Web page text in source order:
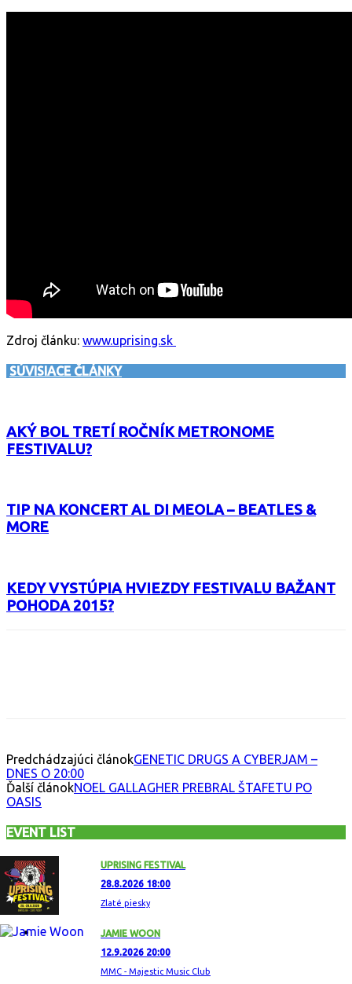
Zdroj článku: www.uprising.sk
SÚVISIACE ČLÁNKY
AKÝ BOL TRETÍ ROČNÍK METRONOME
FESTIVALU?
TIP NA KONCERT AL DI MEOLA – BEATLES &
MORE
KEDY VYSTÚPIA HVIEZDY FESTIVALU BAŽANT
POHODA 2015?
Predchádzajúci článokGENETIC DRUGS A CYBERJAM –
DNES O 20:00
Ďalší článokNOEL GALLAGHER PREBRAL ŠTAFETU PO
OASIS
EVENT LIST
UPRISING FESTIVAL
28.8.2026 18:00
Zlaté piesky
JAMIE WOON
12.9.2026 20:00
MMC - Majestic Music Club